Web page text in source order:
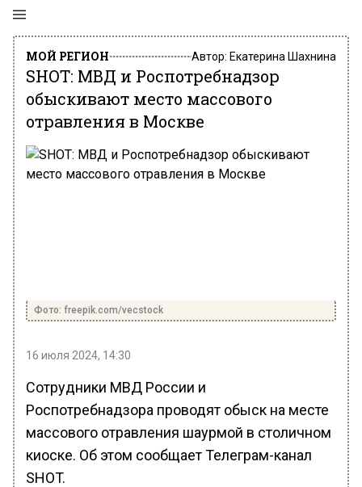
МОЙ РЕГИОН Автор: Екатерина Шахнина
SHOT: МВД и Роспотребнадзор
обыскивают место массового
отравления в Москве
Фото: freepik.com/vecstock
16 июля 2024, 14:30
Сотрудники МВД России и
Роспотребнадзора проводят обыск на месте
массового отравления шаурмой в столичном
киоске. Об этом сообщает Телеграм-канал
SHOT.